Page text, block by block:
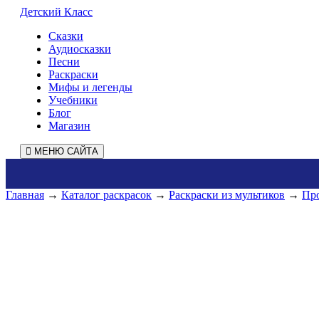
Детский Класс
Сказки
Аудиосказки
Песни
Раскраски
Мифы и легенды
Учебники
Блог
Магазин
МЕНЮ САЙТА
Главная → Каталог раскрасок → Раскраски из мультиков →